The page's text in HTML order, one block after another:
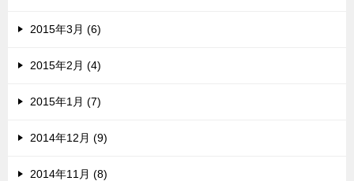
2015年3月 (6)
2015年2月 (4)
2015年1月 (7)
2014年12月 (9)
2014年11月 (8)